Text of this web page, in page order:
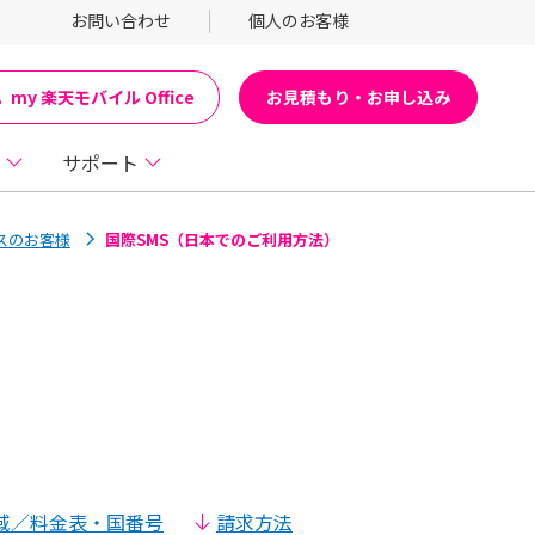
my 楽天モバイル Office お見積もり・お申し込み
お問い合わせ 個人のお客様
サポート
のお客様
国際SMS（日本でのご利用方法）
／料金表・国番号
請求方法